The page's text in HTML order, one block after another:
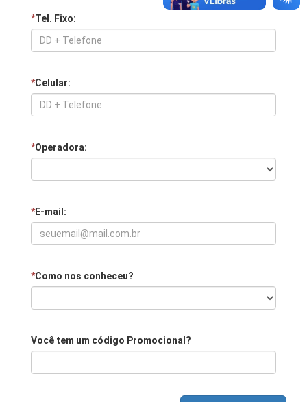
*Tel. Fixo:
*Celular:
*Operadora:
*E-mail:
*Como nos conheceu?
Você tem um código Promocional?